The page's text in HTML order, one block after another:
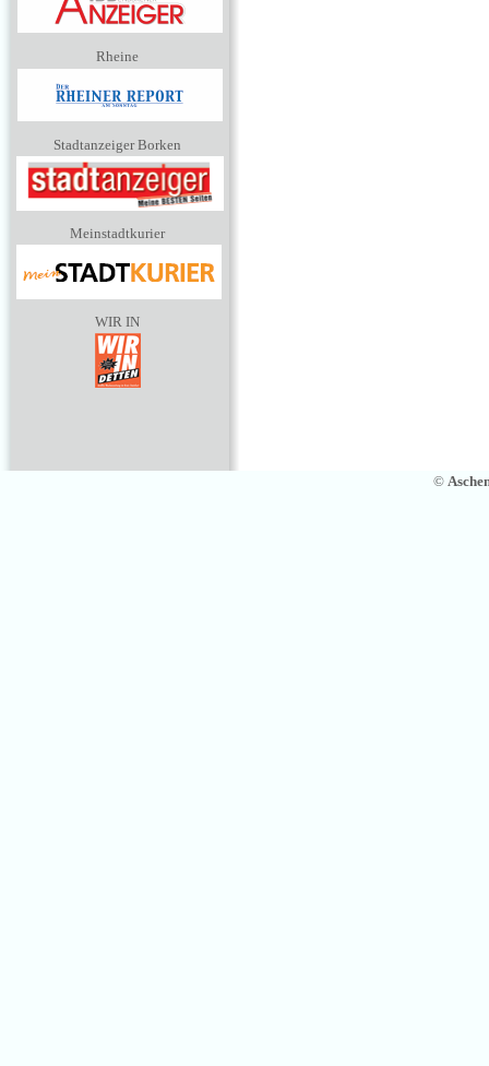
Rheine
Stadtanzeiger Borken
Meinstadtkurier
WIR IN
©